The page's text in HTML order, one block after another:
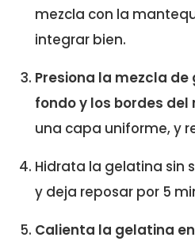
mezcla con la
integrar bien.
Presiona la mezcla
fondo y los bordes del
una capa uniforme, y
Hidrata la gelatina sin
y deja reposar por 5
Calienta la gelatina